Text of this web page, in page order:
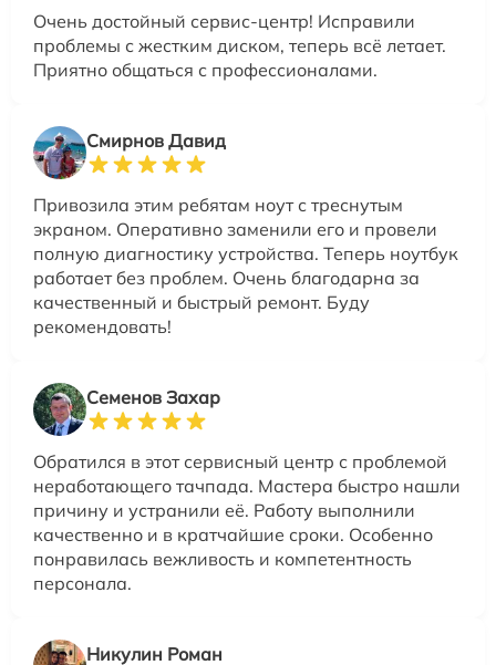
Очень достойный сервис-центр! Исправили
проблемы с жестким диском, теперь всё летает.
Приятно общаться с профессионалами.
Смирнов Давид
Привозила этим ребятам ноут с треснутым
экраном. Оперативно заменили его и провели
полную диагностику устройства. Теперь ноутбук
работает без проблем. Очень благодарна за
качественный и быстрый ремонт. Буду
рекомендовать!
Семенов Захар
Обратился в этот сервисный центр с проблемой
неработающего тачпада. Мастера быстро нашли
причину и устранили её. Работу выполнили
качественно и в кратчайшие сроки. Особенно
понравилась вежливость и компетентность
персонала.
Никулин Роман